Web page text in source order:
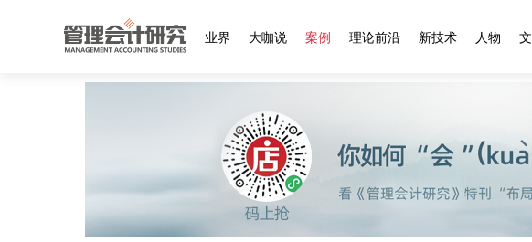
业界 大咖说 案例 理论前沿 新技术 人物